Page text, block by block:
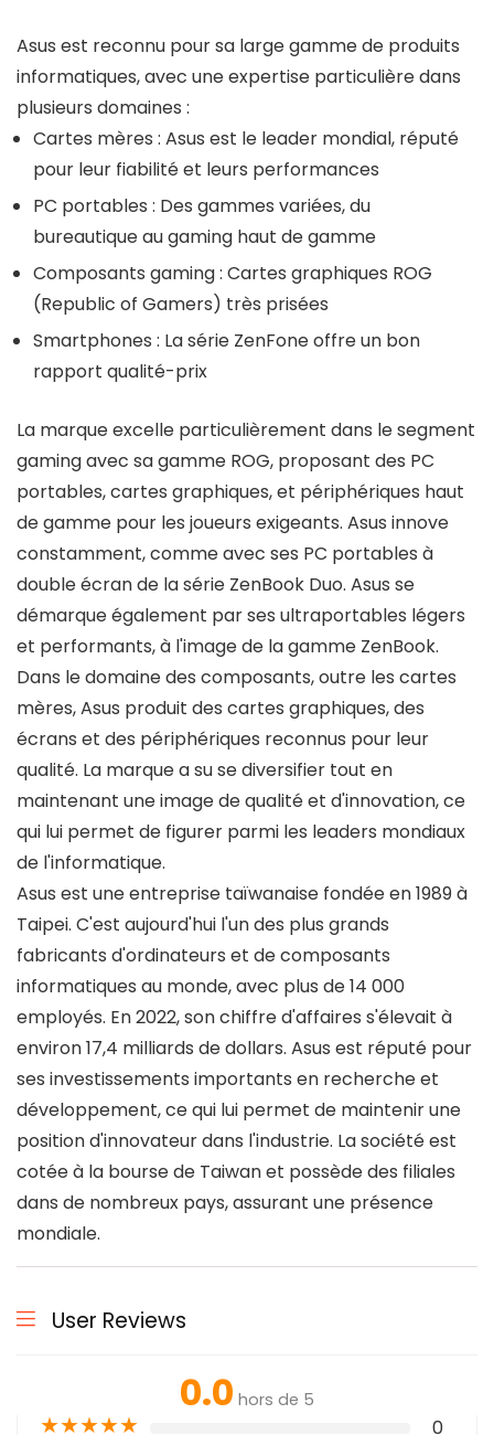
Asus est reconnu pour sa large gamme de produits
informatiques, avec une expertise particulière dans
plusieurs domaines :
Cartes mères : Asus est le leader mondial, réputé
pour leur fiabilité et leurs performances
PC portables : Des gammes variées, du
bureautique au gaming haut de gamme
Composants gaming : Cartes graphiques ROG
(Republic of Gamers) très prisées
Smartphones : La série ZenFone offre un bon
rapport qualité-prix
La marque excelle particulièrement dans le segment
gaming avec sa gamme ROG, proposant des PC
portables, cartes graphiques, et périphériques haut
de gamme pour les joueurs exigeants. Asus innove
constamment, comme avec ses PC portables à
double écran de la série ZenBook Duo. Asus se
démarque également par ses ultraportables légers
et performants, à l'image de la gamme ZenBook.
Dans le domaine des composants, outre les cartes
mères, Asus produit des cartes graphiques, des
écrans et des périphériques reconnus pour leur
qualité. La marque a su se diversifier tout en
maintenant une image de qualité et d'innovation, ce
qui lui permet de figurer parmi les leaders mondiaux
de l'informatique.
Asus est une entreprise taïwanaise fondée en 1989 à
Taipei. C'est aujourd'hui l'un des plus grands
fabricants d'ordinateurs et de composants
informatiques au monde, avec plus de 14 000
employés. En 2022, son chiffre d'affaires s'élevait à
environ 17,4 milliards de dollars. Asus est réputé pour
ses investissements importants en recherche et
développement, ce qui lui permet de maintenir une
position d'innovateur dans l'industrie. La société est
cotée à la bourse de Taiwan et possède des filiales
dans de nombreux pays, assurant une présence
mondiale.
User Reviews
0.0 hors de 5
★★★★★ 0